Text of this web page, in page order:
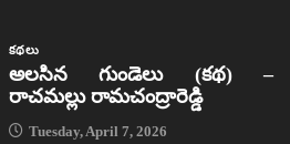
కథలు
అలసిన గుండెలు (కథ) –
రాచమల్లు రామచంద్రారెడ్డి
Tuesday, April 7, 2026